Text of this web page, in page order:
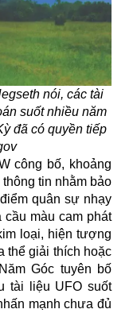
nói, các tài
suốt nhiều năm
đã có quyền tiếp
công bố, khoảng
tin nhằm bảo
quân sự nhạy
cầu màu cam phát
loại, hiện tượng
thể giải thích hoặc
Góc tuyên bố
tài liệu UFO suốt
mạnh chưa đủ